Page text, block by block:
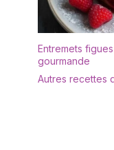
Entremets
gourmande
Autres recettes